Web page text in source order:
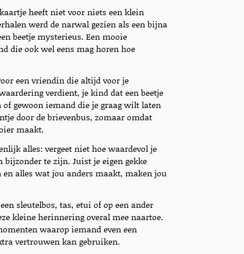
heeft niet voor niets een klein
werd de narwal gezien als een bijna
beetje mysterieus. Een mooie
die ook wel eens mag horen hoe
een vriendin die altijd voor je
verdient, je kind dat een beetje
gewoon iemand die je graag wilt laten
door de brievenbus, zomaar omdat
maakt.
alles: vergeet niet hoe waardevol je
te zijn. Juist je eigen gekke
alles wat jou anders maakt, maken jou
sleutelbos, tas, etui of op een ander
kleine herinnering overal mee naartoe.
waarop iemand even een
vertrouwen kan gebruiken.